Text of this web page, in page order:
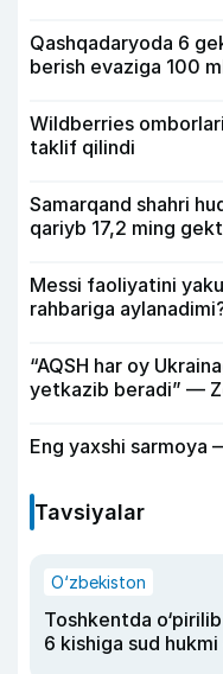
Qashqadaryoda 6
berish evaziga 100
Wildberries
taklif qilindi
Samarqand shahri
qariyb 17,2 ming
Messi faoliyatini
rahbariga
“AQSH har oy
yetkazib beradi” —
Eng yaxshi sarmoya
Tavsiyalar
O‘zbekiston
Toshkentda
6 kishiga sud hukmi